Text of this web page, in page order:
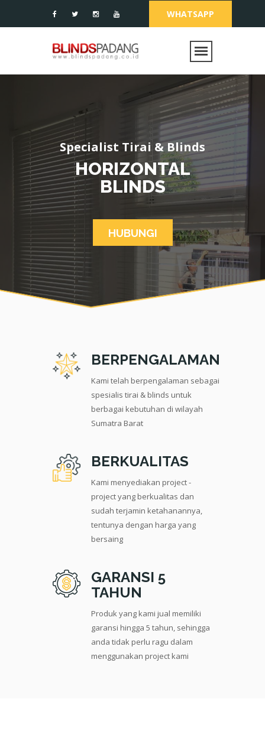
WHATSAPP
Specialist Tirai & Blinds
HORIZONTAL
BLINDS
HUBUNGI
BERPENGALAMAN
Kami telah berpengalaman sebagai
spesialis tirai & blinds untuk
berbagai kebutuhan di wilayah
Sumatra Barat
BERKUALITAS
Kami menyediakan project -
project yang berkualitas dan
sudah terjamin ketahanannya,
tentunya dengan harga yang
bersaing
GARANSI 5
TAHUN
Produk yang kami jual memiliki
garansi hingga 5 tahun, sehingga
anda tidak perlu ragu dalam
menggunakan project kami